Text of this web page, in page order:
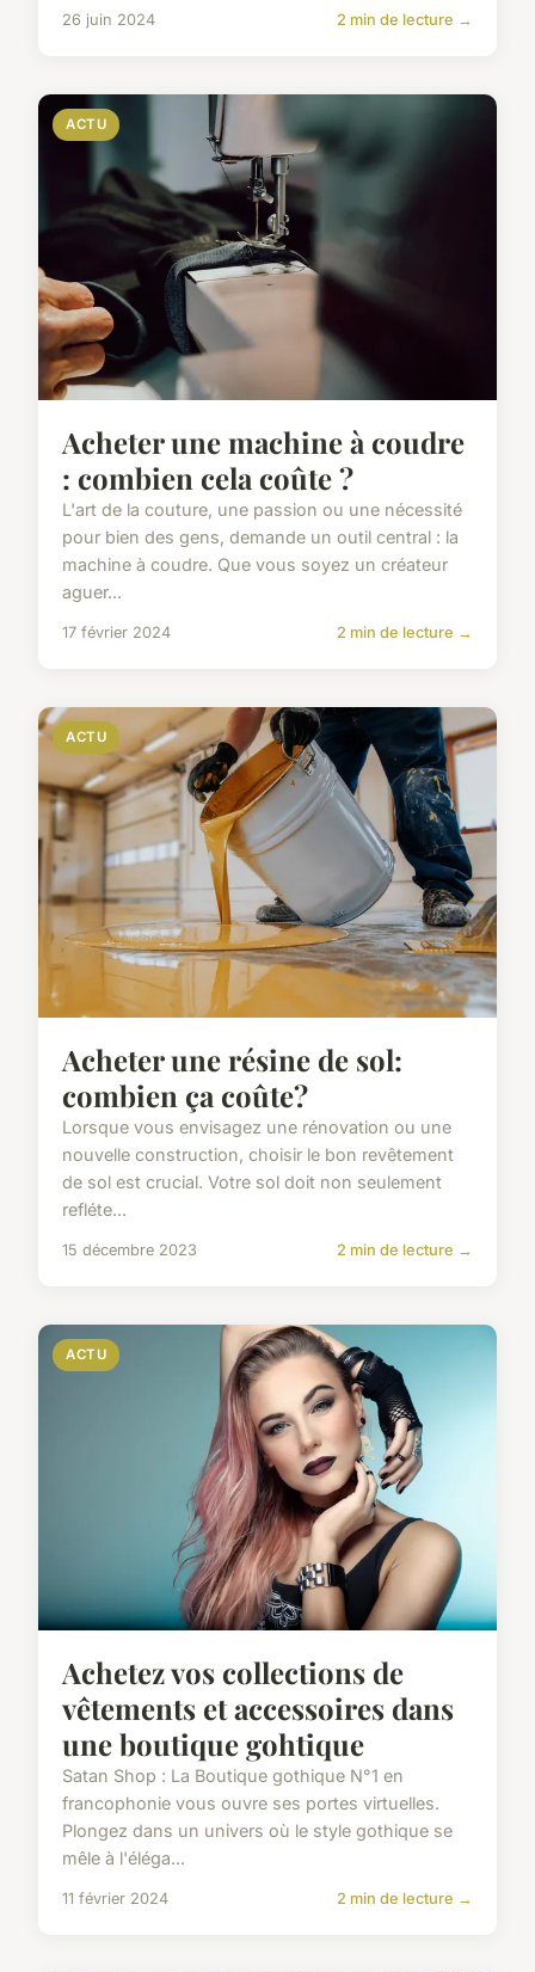
26 juin 2024 2 min de lecture →
ACTU
Acheter une machine à coudre
: combien cela coûte ?
L'art de la couture, une passion ou une nécessité
pour bien des gens, demande un outil central : la
machine à coudre. Que vous soyez un créateur
aguer...
17 février 2024 2 min de lecture →
ACTU
Acheter une résine de sol:
combien ça coûte?
Lorsque vous envisagez une rénovation ou une
nouvelle construction, choisir le bon revêtement
de sol est crucial. Votre sol doit non seulement
refléte...
15 décembre 2023 2 min de lecture →
ACTU
Achetez vos collections de
vêtements et accessoires dans
une boutique gohtique
Satan Shop : La Boutique gothique N°1 en
francophonie vous ouvre ses portes virtuelles.
Plongez dans un univers où le style gothique se
mêle à l'éléga...
11 février 2024 2 min de lecture →